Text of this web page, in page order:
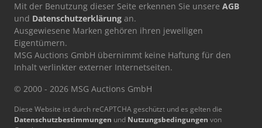
Mit der Benutzung dieser Seite erkennen Sie unsere AGB
und Datenschutzerklärung an.
Ausgewiesene Marken gehören ihren jeweiligen
Eigentümern.
MSG Auctions GmbH übernimmt keine Haftung für den
Inhalt verlinkter externer Internetseiten.
© 2000 - 2026 MSG Auctions GmbH
Diese Website ist durch reCAPTCHA geschützt und es gelten die
Datenschutzbestimmungen und Nutzungsbedingungen von